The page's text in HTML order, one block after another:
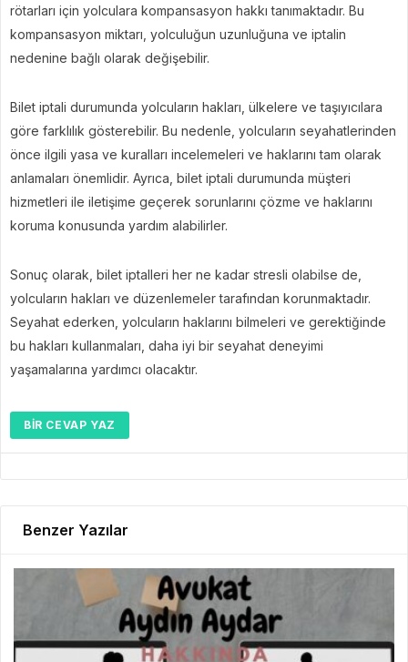
rötarları için yolculara kompansasyon hakkı tanımaktadır. Bu
kompansasyon miktarı, yolculuğun uzunluğuna ve iptalin
nedenine bağlı olarak değişebilir.
Bilet iptali durumunda yolcuların hakları, ülkelere ve taşıyıcılara
göre farklılık gösterebilir. Bu nedenle, yolcuların seyahatlerinden
önce ilgili yasa ve kuralları incelemeleri ve haklarını tam olarak
anlamaları önemlidir. Ayrıca, bilet iptali durumunda müşteri
hizmetleri ile iletişime geçerek sorunlarını çözme ve haklarını
koruma konusunda yardım alabilirler.
Sonuç olarak, bilet iptalleri her ne kadar stresli olabilse de,
yolcuların hakları ve düzenlemeler tarafından korunmaktadır.
Seyahat ederken, yolcuların haklarını bilmeleri ve gerektiğinde
bu hakları kullanmaları, daha iyi bir seyahat deneyimi
yaşamalarına yardımcı olacaktır.
BIR CEVAP YAZ
Benzer Yazılar